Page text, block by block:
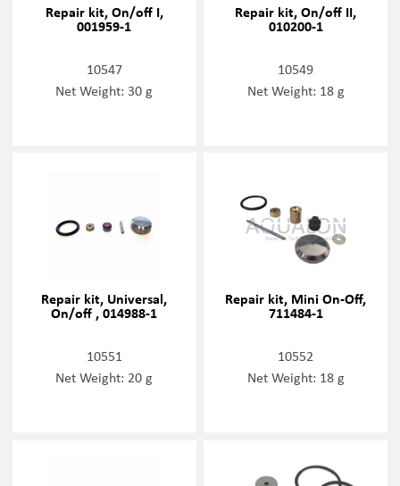
Repair kit, On/off I,
001959-1
10547
Net Weight: 30 g
Repair kit, On/off II,
010200-1
10549
Net Weight: 18 g
Repair kit, Universal,
On/off , 014988-1
10551
Net Weight: 20 g
Repair kit, Mini On-Off,
711484-1
10552
Net Weight: 18 g